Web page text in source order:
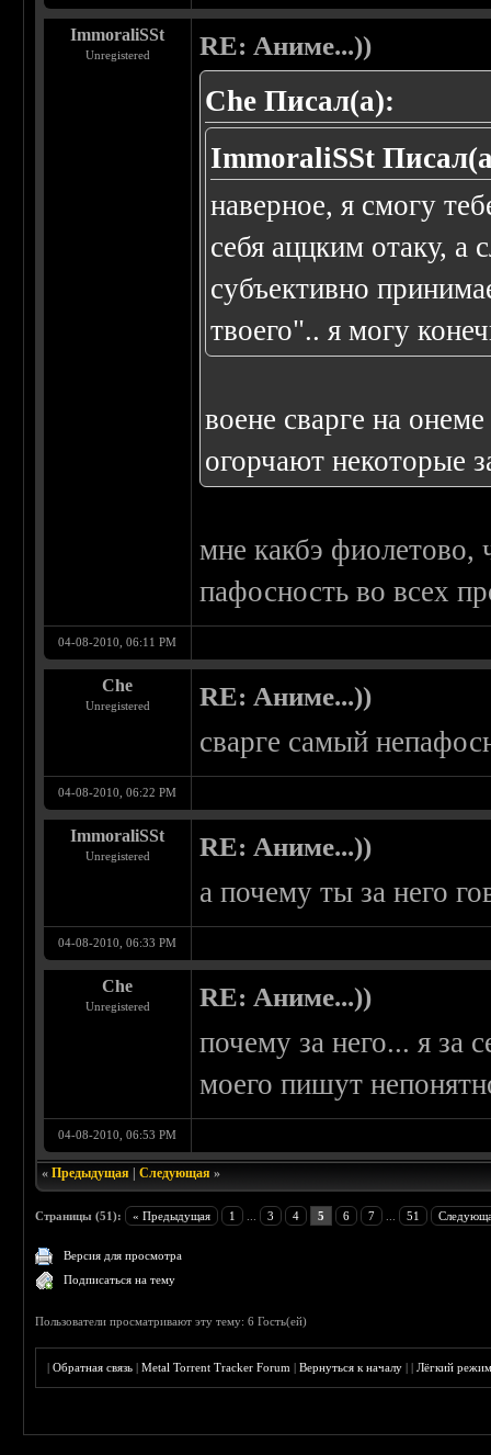
ImmoraliSSt
Unregistered RE: Аниме...))
Che Писал(а):
ImmoraliSSt
наверное, я смогу
себя аццким отаку, а
субъективно
твоего".. я могу
воене сварге на
огорчают некоторые
мне какбэ фиолетово,
пафосность во всех
04-08-2010, 06:11 PM
Che
Unregistered RE: Аниме...))
сварге самый
04-08-2010, 06:22 PM
ImmoraliSSt
Unregistered RE: Аниме...))
а почему ты за него
04-08-2010, 06:33 PM
Che
Unregistered RE: Аниме...))
почему за него... я за
моего пишут
04-08-2010, 06:53 PM
«Предыдущая |Следующая »
Страницы (51): « Предыдущая 1 3 4 5 6 7 51
Версия для просмотра
Подписаться на тему
Пользователи просматривают эту тему: 6 Гость(ей)
|Обратная связь |Metal Torrent Tracker Forum |Вернуться к началу ||Лёгкий